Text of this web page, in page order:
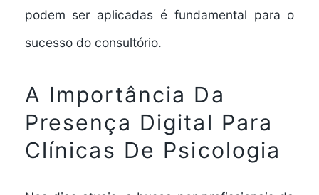
podem ser aplicadas é fundamental para o
sucesso do consultório.
A Importância Da
Presença Digital Para
Clínicas De Psicologia